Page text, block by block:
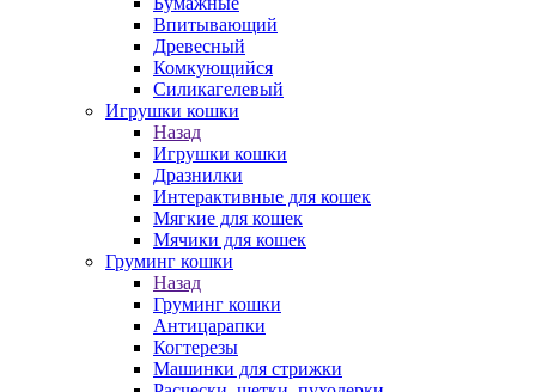
Впитывающий
Древесный
Комкующийся
Силикагелевый
Игрушки кошки
Назад
Игрушки кошки
Дразнилки
Интерактивные для кошек
Мягкие для кошек
Мячики для кошек
Груминг кошки
Назад
Груминг кошки
Антицарапки
Когтерезы
Машинки для стрижки